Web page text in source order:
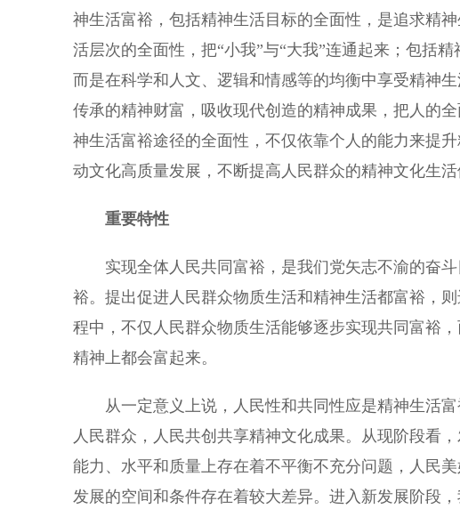
神生活富裕，包括精神生活目标的全面性，是追求精
活层次的全面性，把“小我”与“大我”连通起来；包括
而是在科学和人文、逻辑和情感等的均衡中享受精神
传承的精神财富，吸收现代创造的精神成果，把人的
神生活富裕途径的全面性，不仅依靠个人的能力来提
动文化高质量发展，不断提高人民群众的精神文化生活
重要特性
实现全体人民共同富裕，是我们党矢志不渝的奋斗
裕。提出促进人民群众物质生活和精神生活都富裕，
程中，不仅人民群众物质生活能够逐步实现共同富裕
精神上都会富起来。
从一定意义上说，人民性和共同性应是精神生活富
人民群众，人民共创共享精神文化成果。从现阶段看
能力、水平和质量上存在着不平衡不充分问题，人民
发展的空间和条件存在着较大差异。进入新发展阶段